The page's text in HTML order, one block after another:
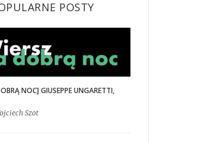
POSTY
NOC] GIUSEPPE UNGARETTI,
Szot